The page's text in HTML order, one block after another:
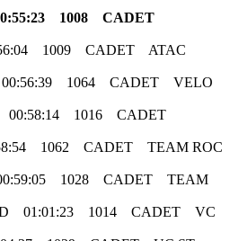
1008 CADET
1009 CADET ATAC
1064 CADET VELO
00:58:14 1016 CADET
1062 CADET TEAM ROC
1028 CADET TEAM
01:01:23 1014 CADET VC